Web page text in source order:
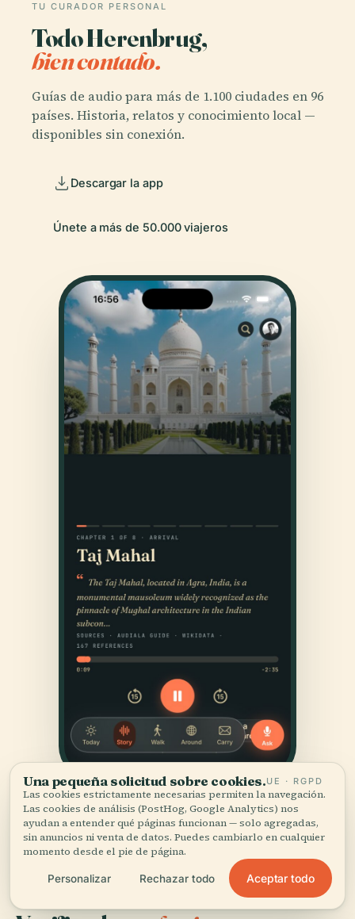
TU CURADOR PERSONAL
Todo Herenbrug,
bien contado.
Guías de audio para más de 1.100 ciudades en 96
países. Historia, relatos y conocimiento local —
disponibles sin conexión.
Descargar la app
Únete a más de 50.000 viajeros
Una pequeña solicitud sobre cookies.UE · RGPD
Las cookies estrictamente necesarias permiten la navegación.
Las cookies de análisis (PostHog, Google Analytics) nos
ayudan a entender qué páginas funcionan — solo agregadas,
sin anuncios ni venta de datos. Puedes cambiarlo en cualquier
momento desde el pie de página.
Personalizar Rechazar todo Aceptar todo